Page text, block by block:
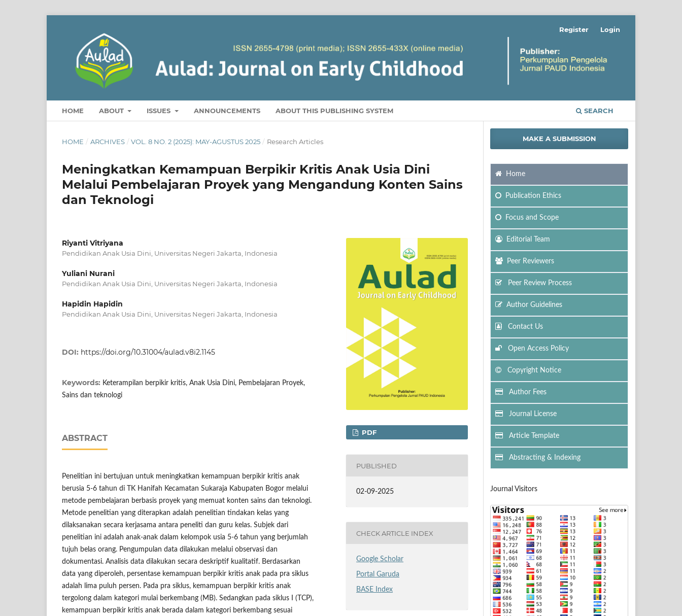
HOME ABOUT ISSUES ANNOUNCEMENTS ABOUT THIS PUBLISHING SYSTEM SEARCH
Register Login
HOME / ARCHIVES / VOL. 8 NO. 2 (2025): MAY-AGUSTUS 2025 / Research Articles
Meningkatkan Kemampuan Berpikir Kritis Anak Usia Dini
Melalui Pembelajaran Proyek yang Mengandung Konten Sains
dan Teknologi
Riyanti Vitriyana
Pendidikan Anak Usia Dini, Universitas Negeri Jakarta, Indonesia
Yuliani Nurani
Pendidikan Anak Usia Dini, Universitas Negeri Jakarta, Indonesia
Hapidin Hapidin
Pendidikan Anak Usia Dini, Universitas Negeri Jakarta, Indonesia
DOI: https://doi.org/10.31004/aulad.v8i2.1145
Keywords: Keterampilan berpikir kritis, Anak Usia Dini, Pembelajaran Proyek,
Sains dan teknologi
ABSTRACT
Penelitian ini bertujuan untuk meningkatkan kemampuan berpikir kritis anak
berusia 5-6 tahun di TK Hanifah Kecamatan Sukaraja Kabupaten Bogor melalui
metode pembelajaran berbasis proyek yang memuat konten sains dan teknologi.
Metode penelitian yang diterapkan adalah penelitian tindakan kelas yang
dilaksanakan secara kerjasama antara peneliti dan guru kelas. Subjek dari
penelitian ini adalah anak-anak dalam kelompok usia 5-6 tahun yang berjumlah
tujuh belas orang. Pengumpulan data dilakukan melalui observasi dan
dokumentasi. Analisis data dilakukan secara deskriptif kualitatif. Berdasarkan
data yang diperoleh, persentase kemampuan berpikir kritis anak pada pra siklus
adalah lima puluh persen. Pada pra siklus, kemampuan berpikir kritis anak
tergolong dalam kategori mulai berkembang (MB). Sedangkan pada siklus I (TCP),
kemampuan berpikir kritis anak berada dalam kategori berkembang sesuai
PDF
PUBLISHED
02-09-2025
CHECK ARTICLE INDEX
Google Scholar
Portal Garuda
BASE Index
MAKE A SUBMISSION
Home
Publication Ethics
Focus and Scope
Editorial Team
Peer Reviewers
Peer Review Process
Author Guidelines
Contact Us
Open Access Policy
Copyright Notice
Author Fees
Journal License
Article Template
Abstracting & Indexing
Journal Visitors